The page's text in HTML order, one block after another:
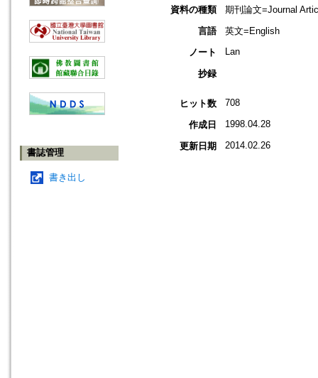
書誌管理
書き出し
資料の種類
期刊論文=Journal
言語
英文=English
ノート
Lan
抄録
ヒット数 708
作成日 1998.04.28
更新日期 2014.02.26